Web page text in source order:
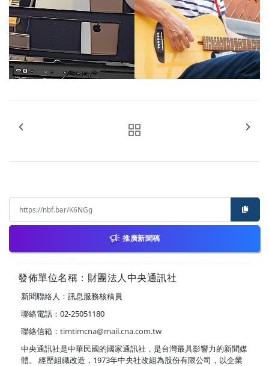
推廣新聞稿
發佈單位名稱：財團法人中央通訊社
新聞聯絡人：訊息服務核稿員
聯絡電話：02-25051180
聯絡信箱： timtimcna@mail.cna.com.tw
中央通訊社是中華民國的國家通訊社，是台灣最具影響力的新聞媒
體。 經歷組織改造，1973年中央社改組為股份有限公司，以企業